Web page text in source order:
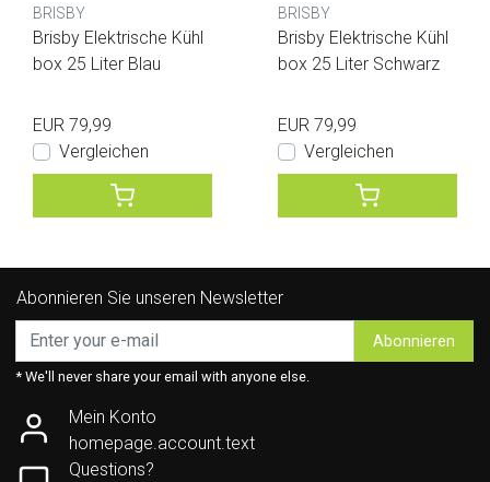
BRISBY
Brisby Elektrische Kühl
box 25 Liter Blau
EUR 79,99
Vergleichen
BRISBY
Brisby Elektrische Kühl
box 25 Liter Schwarz
EUR 79,99
Vergleichen
Abonnieren Sie unseren Newsletter
Abonnieren
* We'll never share your email with anyone else.
Mein Konto
homepage.account.text
Questions?